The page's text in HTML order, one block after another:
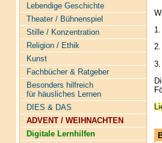
Lebendige Geschichte
Theater / Bühnenspiel
Stille / Konzentration
Religion / Ethik
Kunst
Fachbücher & Ratgeber
Besonders hilfreich
für häusliches Lernen
DIES & DAS
ADVENT / WEIHNACHTEN
Digitale Lernhilfen